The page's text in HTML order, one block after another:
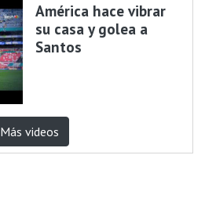
América hace vibrar
su casa y golea a
Santos
Más videos